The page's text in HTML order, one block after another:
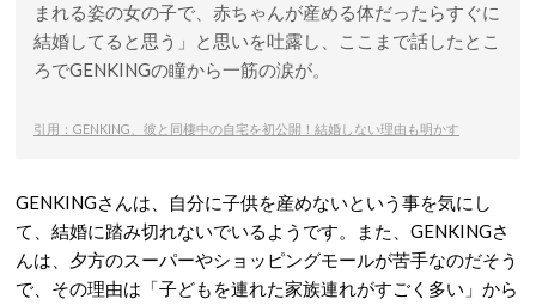
まれる姿の女の子で、赤ちゃんが産める体だったらすぐに
結婚してると思う」と思いを吐露し、ここまで話したとこ
ろでGENKINGの瞳から一筋の涙が。
引用：GENKING、彼と同棲中の自宅を初公開！結婚しない理由も明かす
GENKINGさんは、自分に子供を産めないという事を気にし
て、結婚に踏み切れないでいるようです。また、GENKINGさ
んは、夕方のスーパーやショッピングモールが苦手なのだそう
で、その理由は「子どもを連れた家族連れがすごく多い」から